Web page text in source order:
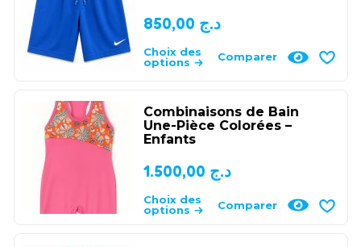
د.ج
Choix des
options
Comparer
Combinaisons de Bain
Une-Pièce Colorées –
Enfants
د.ج
Choix des
options
Comparer